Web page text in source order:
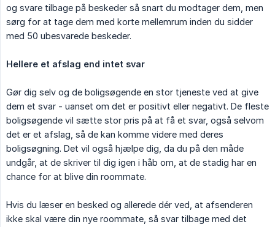
og svare tilbage på beskeder så snart du modtager dem, men
sørg for at tage dem med korte mellemrum inden du sidder
med 50 ubesvarede beskeder.
Hellere et afslag end intet svar
Gør dig selv og de boligsøgende en stor tjeneste ved at give
dem et svar - uanset om det er positivt eller negativt. De fleste
boligsøgende vil sætte stor pris på at få et svar, også selvom
det er et afslag, så de kan komme videre med deres
boligsøgning. Det vil også hjælpe dig, da du på den måde
undgår, at de skriver til dig igen i håb om, at de stadig har en
chance for at blive din roommate.
Hvis du læser en besked og allerede dér ved, at afsenderen
ikke skal være din nye roommate, så svar tilbage med det